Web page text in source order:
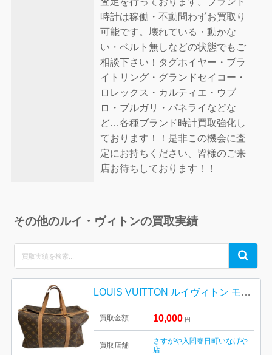
時計は稼働・不動問わずお買取り
可能です。壊れている・動かな
い・ベルト無しなどの状態でもご
相談下さい！タグホイヤー・ブラ
イトリング・グランドセイコー・
ロレックス・カルティエ・ウブ
ロ・ブルガリ・パネライなどな
ど…各種ブランド時計買取強化し
ております！！是非この機会に査
定にお持ちください、皆様のご来
店お待ちしております！！
その他のルイ・ヴィトンの買取実績
for:
Search
LOUIS VUITTON ルイヴィトン モノグラム bag サック・スプール
買取金額 10,000 円
買取店舗
さすがや入間春日町いなげや
店